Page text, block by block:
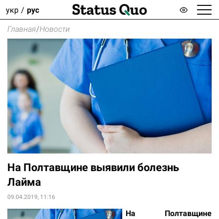
укр рус
Главная/Новости
На Полтавщине выявили болезнь
Лайма
09.04.2019, 11:16
На Полтавщине